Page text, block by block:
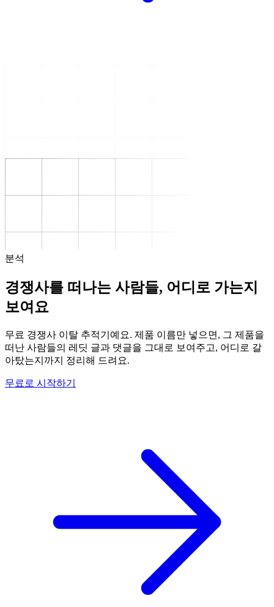
분석
경쟁사를 떠나는 사람들, 어디로 가는지
보여요
무료 경쟁사 이탈 추적기예요. 제품 이름만 넣으면, 그 제품을
떠난 사람들의 레딧 글과 댓글을 그대로 보여주고, 어디로 갈
아탔는지까지 정리해 드려요.
무료로 시작하기